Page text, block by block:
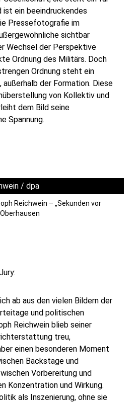
ist ein beeindruckendes
Pressefotografie im
sichtbar
Wechsel der Perspektive
Ordnung des Militärs. Doch
Ordnung steht ein
außerhalb der Formation. Diese
von Kollektiv und
dem Bild seine
Spannung.
/ dpa
Reichwein – „Sekunden vor
ab aus den vielen Bildern der
und politischen
Reichwein blieb seiner
treu,
einen besonderen Moment
Backstage und
Vorbereitung und
Konzentration und Wirkung.
als Inszenierung, ohne sie